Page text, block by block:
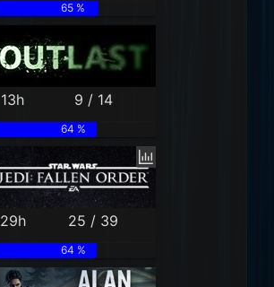
65 %
13h 9 / 14
64 %
29h 25 / 39
64 %